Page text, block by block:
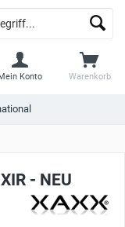
Warenkorb
Konto
- NEU